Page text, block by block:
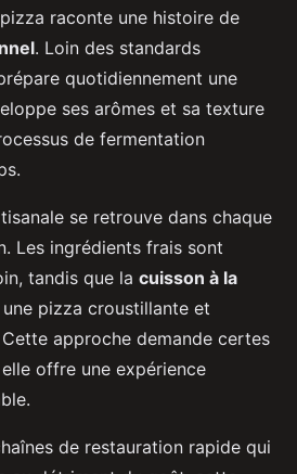
raconte une histoire de
. Loin des standards
quotidiennement une
ses arômes et sa texture
de fermentation
se retrouve dans chaque
Les ingrédients frais sont
tandis que la cuisson à la
pizza croustillante et
approche demande certes
offre une expérience
de restauration rapide qui